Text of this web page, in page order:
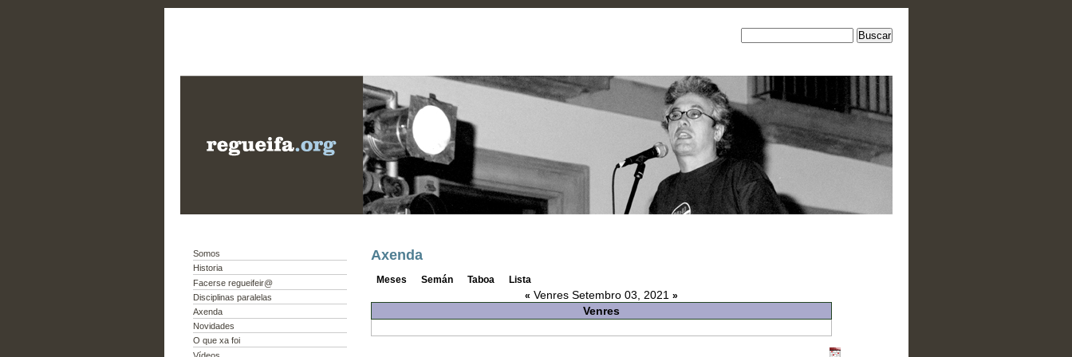
Somos
Historia
Facerse regueifeir@
Disciplinas paralelas
Axenda
Novidades
O que xa foi
Vídeos
Axenda
Meses Semán Taboa
Lista
« Venres Setembro 03, 2021 »
Venres